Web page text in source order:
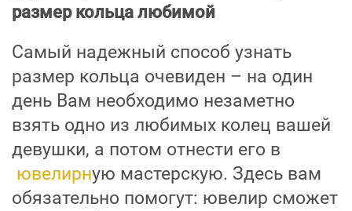
размер кольца любимой
Самый надежный способ узнать
размер кольца очевиден – на один
день Вам необходимо незаметно
взять одно из любимых колец вашей
девушки, а потом отнести его в
ювелирную мастерскую. Здесь вам
обязательно помогут: ювелир сможет